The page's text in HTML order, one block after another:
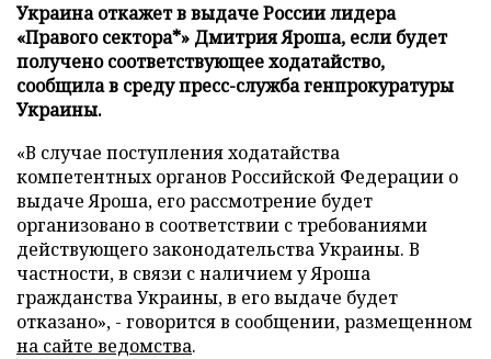
Украина откажет в выдаче России лидера
«Правого сектора*» Дмитрия Яроша, если будет
получено соответствующее ходатайство,
сообщила в среду пресс-служба генпрокуратуры
Украины.
«В случае поступления ходатайства
компетентных органов Российской Федерации о
выдаче Яроша, его рассмотрение будет
организовано в соответствии с требованиями
действующего законодательства Украины. В
частности, в связи с наличием у Яроша
гражданства Украины, в его выдаче будет
отказано», - говорится в сообщении, размещенном
на сайте ведомства.